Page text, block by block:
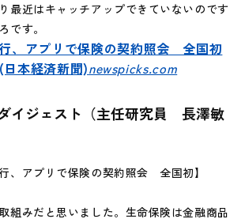
最近はキャッチアップできていないのです
です。
、アプリで保険の契約照会 全国初
本経済新聞)newspicks.com
イジェスト（主任研究員 長澤敏
、アプリで保険の契約照会 全国初】
組みだと思いました。生命保険は金融商品